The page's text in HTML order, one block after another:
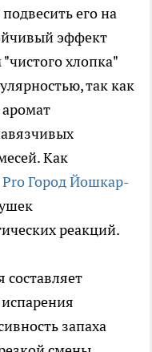
его на
эффект
хлопка"
так как
Как
Pro Город Йошкар-
реакций.
запаха